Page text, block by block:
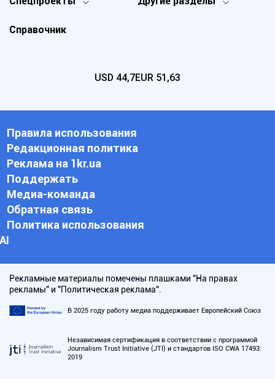
Справочник
USD 44,7EUR 51,63
Правила использования
Редакционная политика
Реклама на 1kr.ua
Поддержать
Медиа-команда
Обратная связь
Политика использования
АI
Рекламные материалы помечены плашками "На правах
рекламы" и "Политическая реклама".
В 2025 году работу медиа поддерживает Европейский Союз
Независимая сертификация в соответствии с программой
Journalism Trust Initiative (JTI) и стандартов ISO CWA 17493:
2019